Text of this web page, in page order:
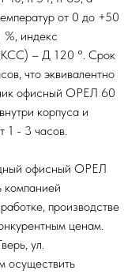
от 0 до +50
%, индекс
(КСС) – Д 120 °. Срок
что эквивалентно
офисный ОРЕЛ 60
корпуса и
1 - 3 часов.
офисный ОРЕЛ
компанией
производстве
ценам.
ул.
осуществить